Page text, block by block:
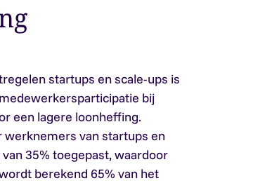
startups en scale-ups is
bij
een lagere loonheffing.
werknemers van startups en
35% toegepast, waardoor
berekend 65% van het